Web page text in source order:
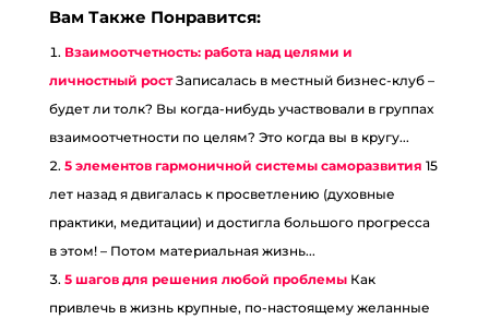
Вам Также Понравится:
Взаимоотчетность: работа над целями и
личностный рост Записалась в местный бизнес-клуб –
будет ли толк? Вы когда-нибудь участвовали в группах
взаимоотчетности по целям? Это когда вы в кругу...
5 элементов гармоничной системы саморазвития 15
лет назад я двигалась к просветлению (духовные
практики, медитации) и достигла большого прогресса
в этом! – Потом материальная жизнь...
5 шагов для решения любой проблемы Как
привлечь в жизнь крупные, по-настоящему желанные